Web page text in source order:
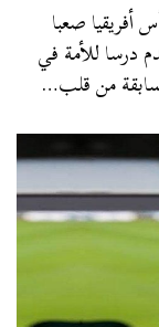
صعبا
درسا للأمة في
من قلب…